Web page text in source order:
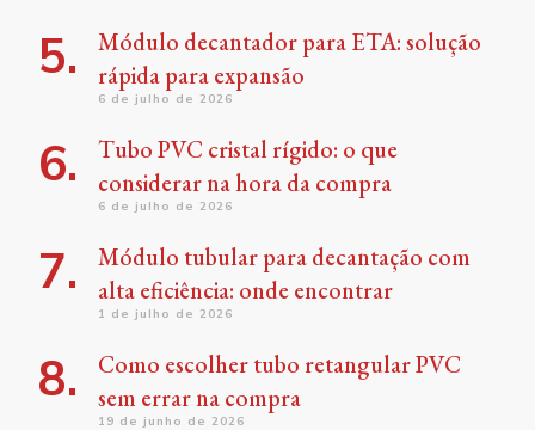
Módulo decantador para ETA: solução
rápida para expansão
6 de julho de 2026
Tubo PVC cristal rígido: o que
considerar na hora da compra
6 de julho de 2026
Módulo tubular para decantação com
alta eficiência: onde encontrar
1 de julho de 2026
Como escolher tubo retangular PVC
sem errar na compra
19 de junho de 2026